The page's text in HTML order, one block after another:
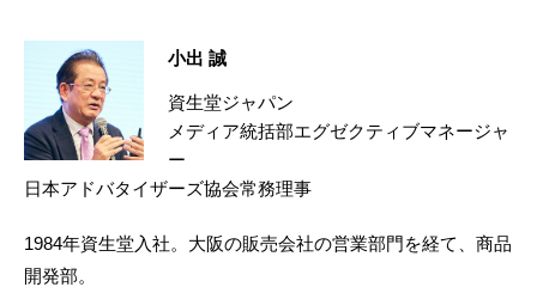
小出 誠
資生堂ジャパン
メディア統括部エグゼクティブマネージャ
ー
日本アドバタイザーズ協会常務理事
1984年資生堂入社。大阪の販売会社の営業部門を経て、商品
開発部。